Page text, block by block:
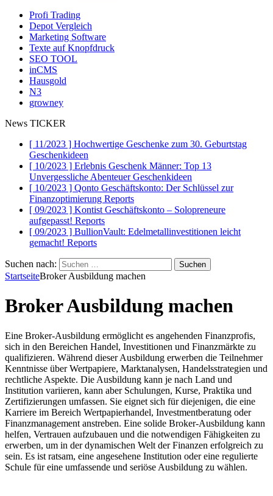
Profi Trading
Depot Vergleich
Marketing Software
Texte auf Knopfdruck
SEO TOOL
inCMS
Hausgold
N3
growney
News TICKER
[ 11/2023 ] Hochwertige Geschenke zum 30. Geburtstag
Geschenkideen
[ 10/2023 ] Erlebnis Geschenk Männer: Top 13
Unvergessliche AbenteuerGeschenkideen
[ 10/2023 ] Qonto Geschäftskonto: Der Schlüssel zur
Finanzoptimierung Reports
[ 09/2023 ] Kontist Geschäftskonto – Solopreneure
aufgepasst! Reports
[ 09/2023 ] BullionVault: Edelmetallinvestitionen leicht
gemacht! Reports
Suchen nach:
StartseiteBroker Ausbildung machen
Broker Ausbildung machen
Eine Broker-Ausbildung ermöglicht es angehenden Finanzprofis,
sich in den Bereichen Handel, Investitionen und Finanzmärkte zu
qualifizieren. Während dieser Ausbildung erwerben die Teilnehmer
Kenntnisse über Wertpapiere, Marktanalysen, Handelsstrategien und
rechtliche Aspekte. Die Ausbildung kann je nach Land und
Institution variieren, kann aber Schulungen, Kurse, Praktika und
Zertifizierungen umfassen. Sie eignet sich für diejenigen, die eine
Karriere im Bereich Wertpapierhandel, Investmentberatung oder
Finanzmanagement anstreben. Eine solide Broker-Ausbildung kann
helfen, Vertrauen aufzubauen und die notwendigen Fähigkeiten zu
erwerben, um in der dynamischen Welt der Finanzen erfolgreich zu
sein. Es ist ratsam, eine angesehene Institution oder eine regulierte
Schule für eine umfassende und seriöse Ausbildung zu wählen.